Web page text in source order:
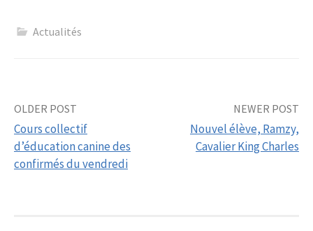
Actualités
Post
navigation
OLDER POST
Cours collectif
d’éducation canine des
confirmés du vendredi
NEWER POST
Nouvel élève, Ramzy,
Cavalier King Charles